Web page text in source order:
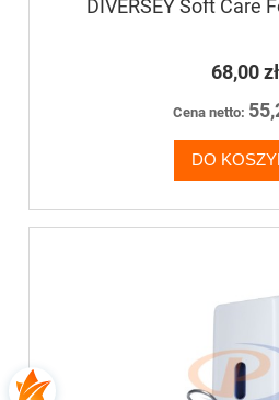
DIVERSEY Soft Care
68,00 zł
Cena netto:
DO